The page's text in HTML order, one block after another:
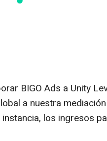
BIGO Ads a Unity
a nuestra
los ingresos